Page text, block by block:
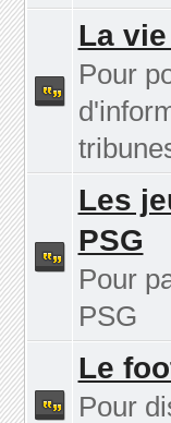
La
Pour
Les
PSG
Pour
PSG
Le
Pour